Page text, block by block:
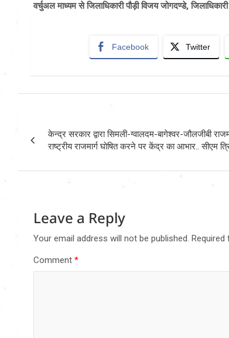
वर्चुअल माध्यम से जिलाधिकारी पौड़ी विजय जोगदण्डे,
Facebook Twitter
Post
navigation
केन्द्र सरकार द्वारा सिमली-ग्वालदम-बागेश्वर-जौलजीबी
राष्ट्रीय राजमार्ग घोषित करने पर केंद्र का आभार.. सीएम
Leave a Reply
Your email address will not be published. Required
Comment *